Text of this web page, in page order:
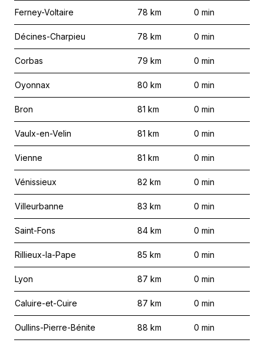
Ferney-Voltaire 78 km 0 min
Décines-Charpieu 78 km 0 min
Corbas 79 km 0 min
Oyonnax 80 km 0 min
Bron 81 km 0 min
Vaulx-en-Velin 81 km 0 min
Vienne 81 km 0 min
Vénissieux 82 km 0 min
Villeurbanne 83 km 0 min
Saint-Fons 84 km 0 min
Rillieux-la-Pape 85 km 0 min
Lyon 87 km 0 min
Caluire-et-Cuire 87 km 0 min
Oullins-Pierre-Bénite 88 km 0 min